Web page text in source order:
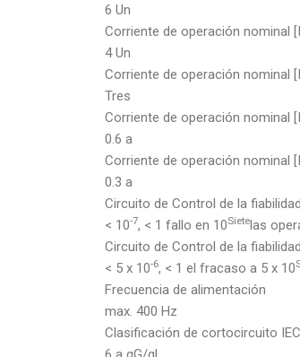
6 Un
Corriente de operación nominal [I
4 Un
Corriente de operación nominal [I
Tres
Corriente de operación nominal [I
0.6 a
Corriente de operación nominal [I
0.3 a
Circuito de Control de la
< 10-7, < 1 fallo en 10Sietelas
Circuito de Control de la
< 5 x 10-6, < 1 el fracaso a 5 x 10
Frecuencia de alimentación
max. 400 Hz
Clasificación de cortocircuito